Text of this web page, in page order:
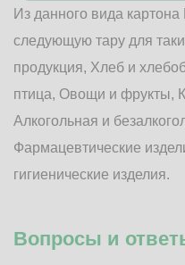
Из данного вида
следующую тару для
продукция, Хлеб и
птица, Овощи и фрукты,
Алкогольная и
Фармацевтические
гигиенические изделия.
Вопросы и